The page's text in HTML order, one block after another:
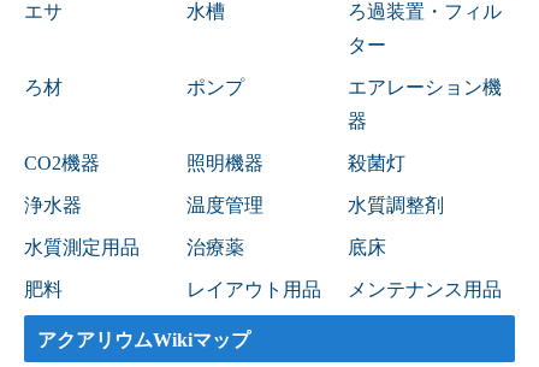
エサ 水槽
ろ過装置・フィル
ター
ろ材 ポンプ
エアレーション機
器
CO2機器 照明機器 殺菌灯
浄水器 温度管理 水質調整剤
水質測定用品 治療薬 底床
肥料 レイアウト用品 メンテナンス用品
アクアリウムWikiマップ